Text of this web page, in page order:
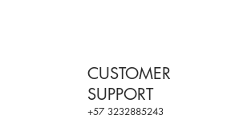
CUSTOMER
SUPPORT
+57 3232885243